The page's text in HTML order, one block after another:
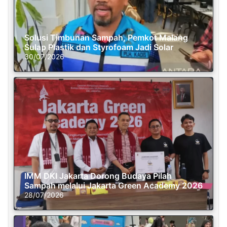
Solusi Timbunan Sampah, Pemkot Malang
Sulap Plastik dan Styrofoam Jadi Solar
30/07/2026
IMM DKI Jakarta Dorong Budaya Pilah
Sampah melalui Jakarta Green Academy 2026
28/07/2026